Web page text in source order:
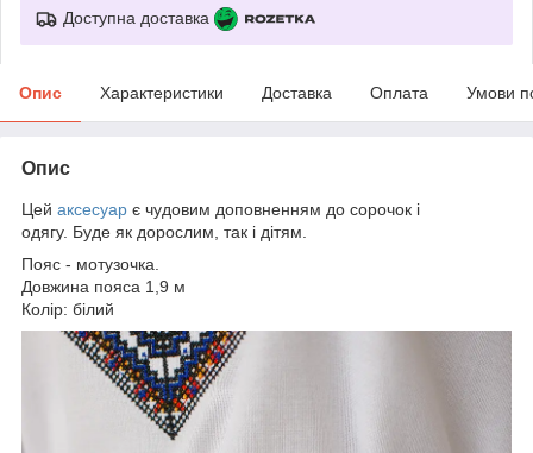
Доступна доставка
Опис Характеристики Доставка Оплата Умови
Опис
Цей аксесуар є чудовим доповненням до сорочок і
одягу. Буде як дорослим, так і дітям.
Пояс - мотузочка.
Довжина пояса 1,9 м
Колір: білий